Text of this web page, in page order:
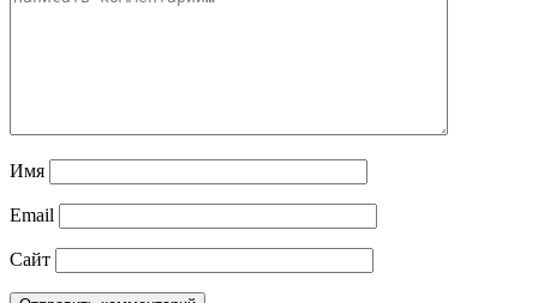
Имя
Email
Сайт